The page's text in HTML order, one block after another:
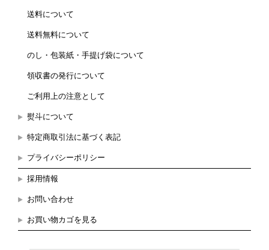
送料について
送料無料について
のし・包装紙・手提げ袋について
領収書の発行について
ご利用上の注意として
熨斗について
特定商取引法に基づく表記
プライバシーポリシー
採用情報
お問い合わせ
お買い物カゴを見る